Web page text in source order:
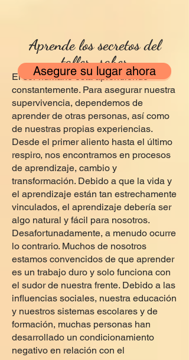
Aprende los secretos del
taller. saber
El ser humano está aprendiendo
constantemente. Para asegurar nuestra
supervivencia, dependemos de
aprender de otras personas, así como
de nuestras propias experiencias.
Desde el primer aliento hasta el último
respiro, nos encontramos en procesos
de aprendizaje, cambio y
transformación. Debido a que la vida y
el aprendizaje están tan estrechamente
vinculados, el aprendizaje debería ser
algo natural y fácil para nosotros.
Desafortunadamente, a menudo ocurre
lo contrario. Muchos de nosotros
estamos convencidos de que aprender
es un trabajo duro y solo funciona con
el sudor de nuestra frente. Debido a las
influencias sociales, nuestra educación
y nuestros sistemas escolares y de
formación, muchas personas han
desarrollado un condicionamiento
negativo en relación con el
Asegure su lugar ahora